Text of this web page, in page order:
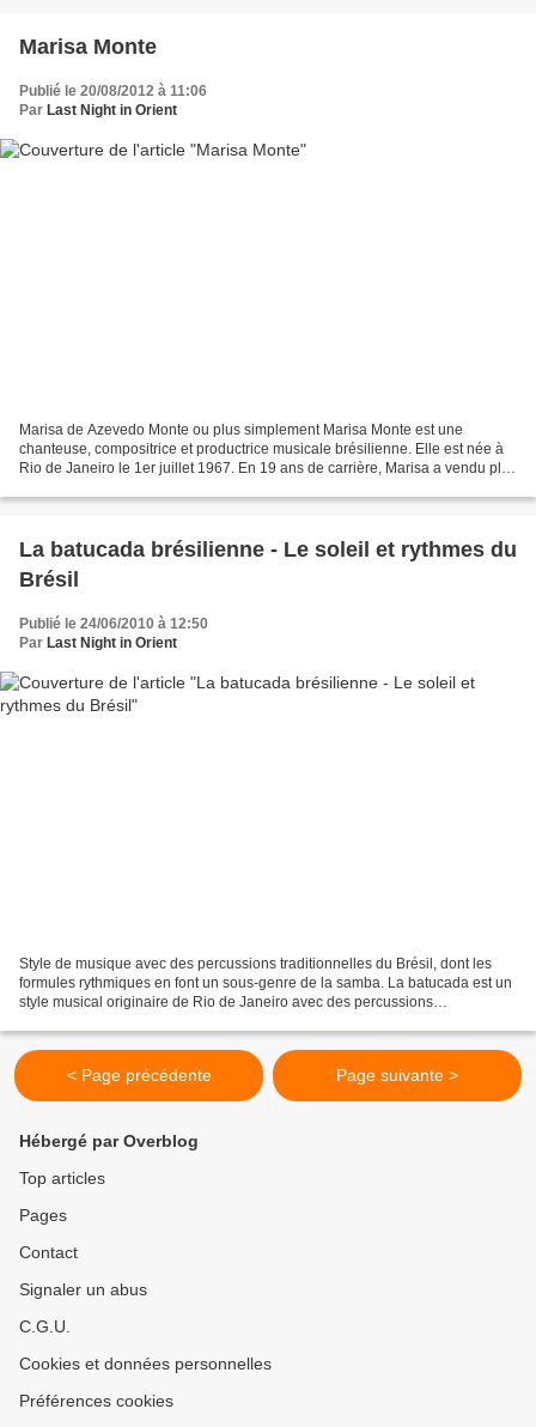
Marisa Monte
Publié le 20/08/2012 à 11:06
Par Last Night in Orient
Marisa de Azevedo Monte ou plus simplement Marisa Monte est une
chanteuse, compositrice et productrice musicale brésilienne. Elle est née à
Rio de Janeiro le 1er juillet 1967. En 19 ans de carrière, Marisa a vendu plus
La batucada brésilienne - Le soleil et rythmes du
Brésil
Publié le 24/06/2010 à 12:50
Par Last Night in Orient
Style de musique avec des percussions traditionnelles du Brésil, dont les
formules rythmiques en font un sous-genre de la samba. La batucada est un
style musical originaire de Rio de Janeiro avec des percussions
< Page précédente Page suivante >
Hébergé par Overblog
Top articles
Pages
Contact
Signaler un abus
C.G.U.
Cookies et données personnelles
Préférences cookies